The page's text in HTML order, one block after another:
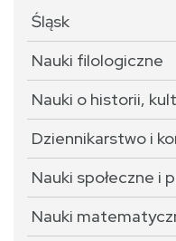
Śląsk
Nauki filologiczne
Nauki o historii,
Dziennikarstwo i
Nauki społeczne i
Nauki